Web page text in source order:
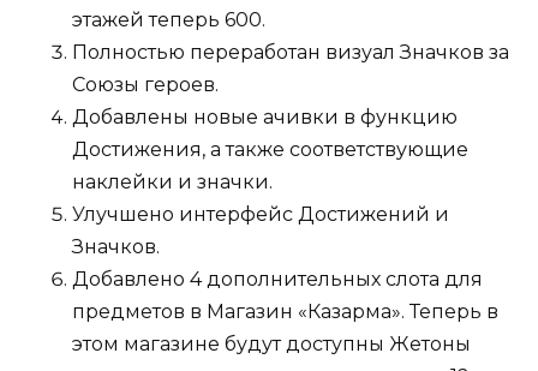
этажей теперь 600.
Полностью переработан визуал Значков за
Союзы героев.
Добавлены новые ачивки в функцию
Достижения, а также соответствующие
наклейки и значки.
Улучшено интерфейс Достижений и
Значков.
Добавлено 4 дополнительных слота для
предметов в Магазин «Казарма». Теперь в
этом магазине будут доступны Жетоны